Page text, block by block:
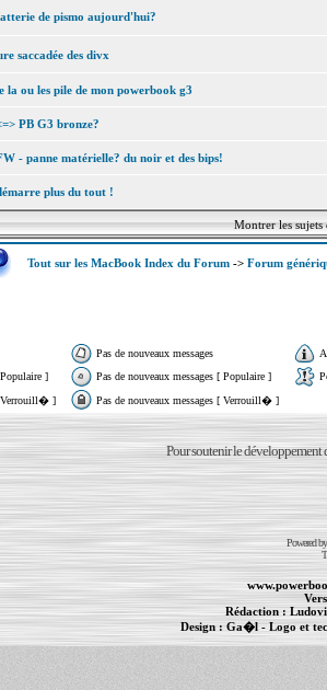
de pismo aujourd'hui?
saccadée des divx
la ou les pile de mon powerbook g3
PB G3 bronze?
- panne matérielle? du noir et des bips!
plus du tout !
Montrer les
Tout sur les MacBook Index du Forum-> Forum
Pas de nouveaux messages
]
Pas de nouveaux messages [ Populaire ]
Verrouill� ]
Pas de nouveaux messages [ Verrouill� ]
Pour soutenir le développement
Powered
Rédaction :
Design : Ga�l- Logo et